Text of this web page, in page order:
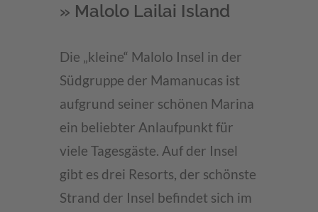
» Malolo Lailai Island
Die „kleine“ Malolo Insel in der
Südgruppe der Mamanucas ist
aufgrund seiner schönen Marina
ein beliebter Anlaufpunkt für
viele Tagesgäste. Auf der Insel
gibt es drei Resorts, der schönste
Strand der Insel befindet sich im